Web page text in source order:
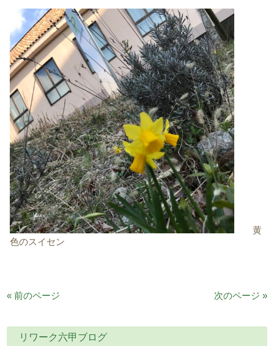
黄
色のスイセン
« 前のページ 次のページ »
リワーク六甲ブログ